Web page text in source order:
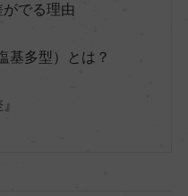
でる理由
基多型）とは？